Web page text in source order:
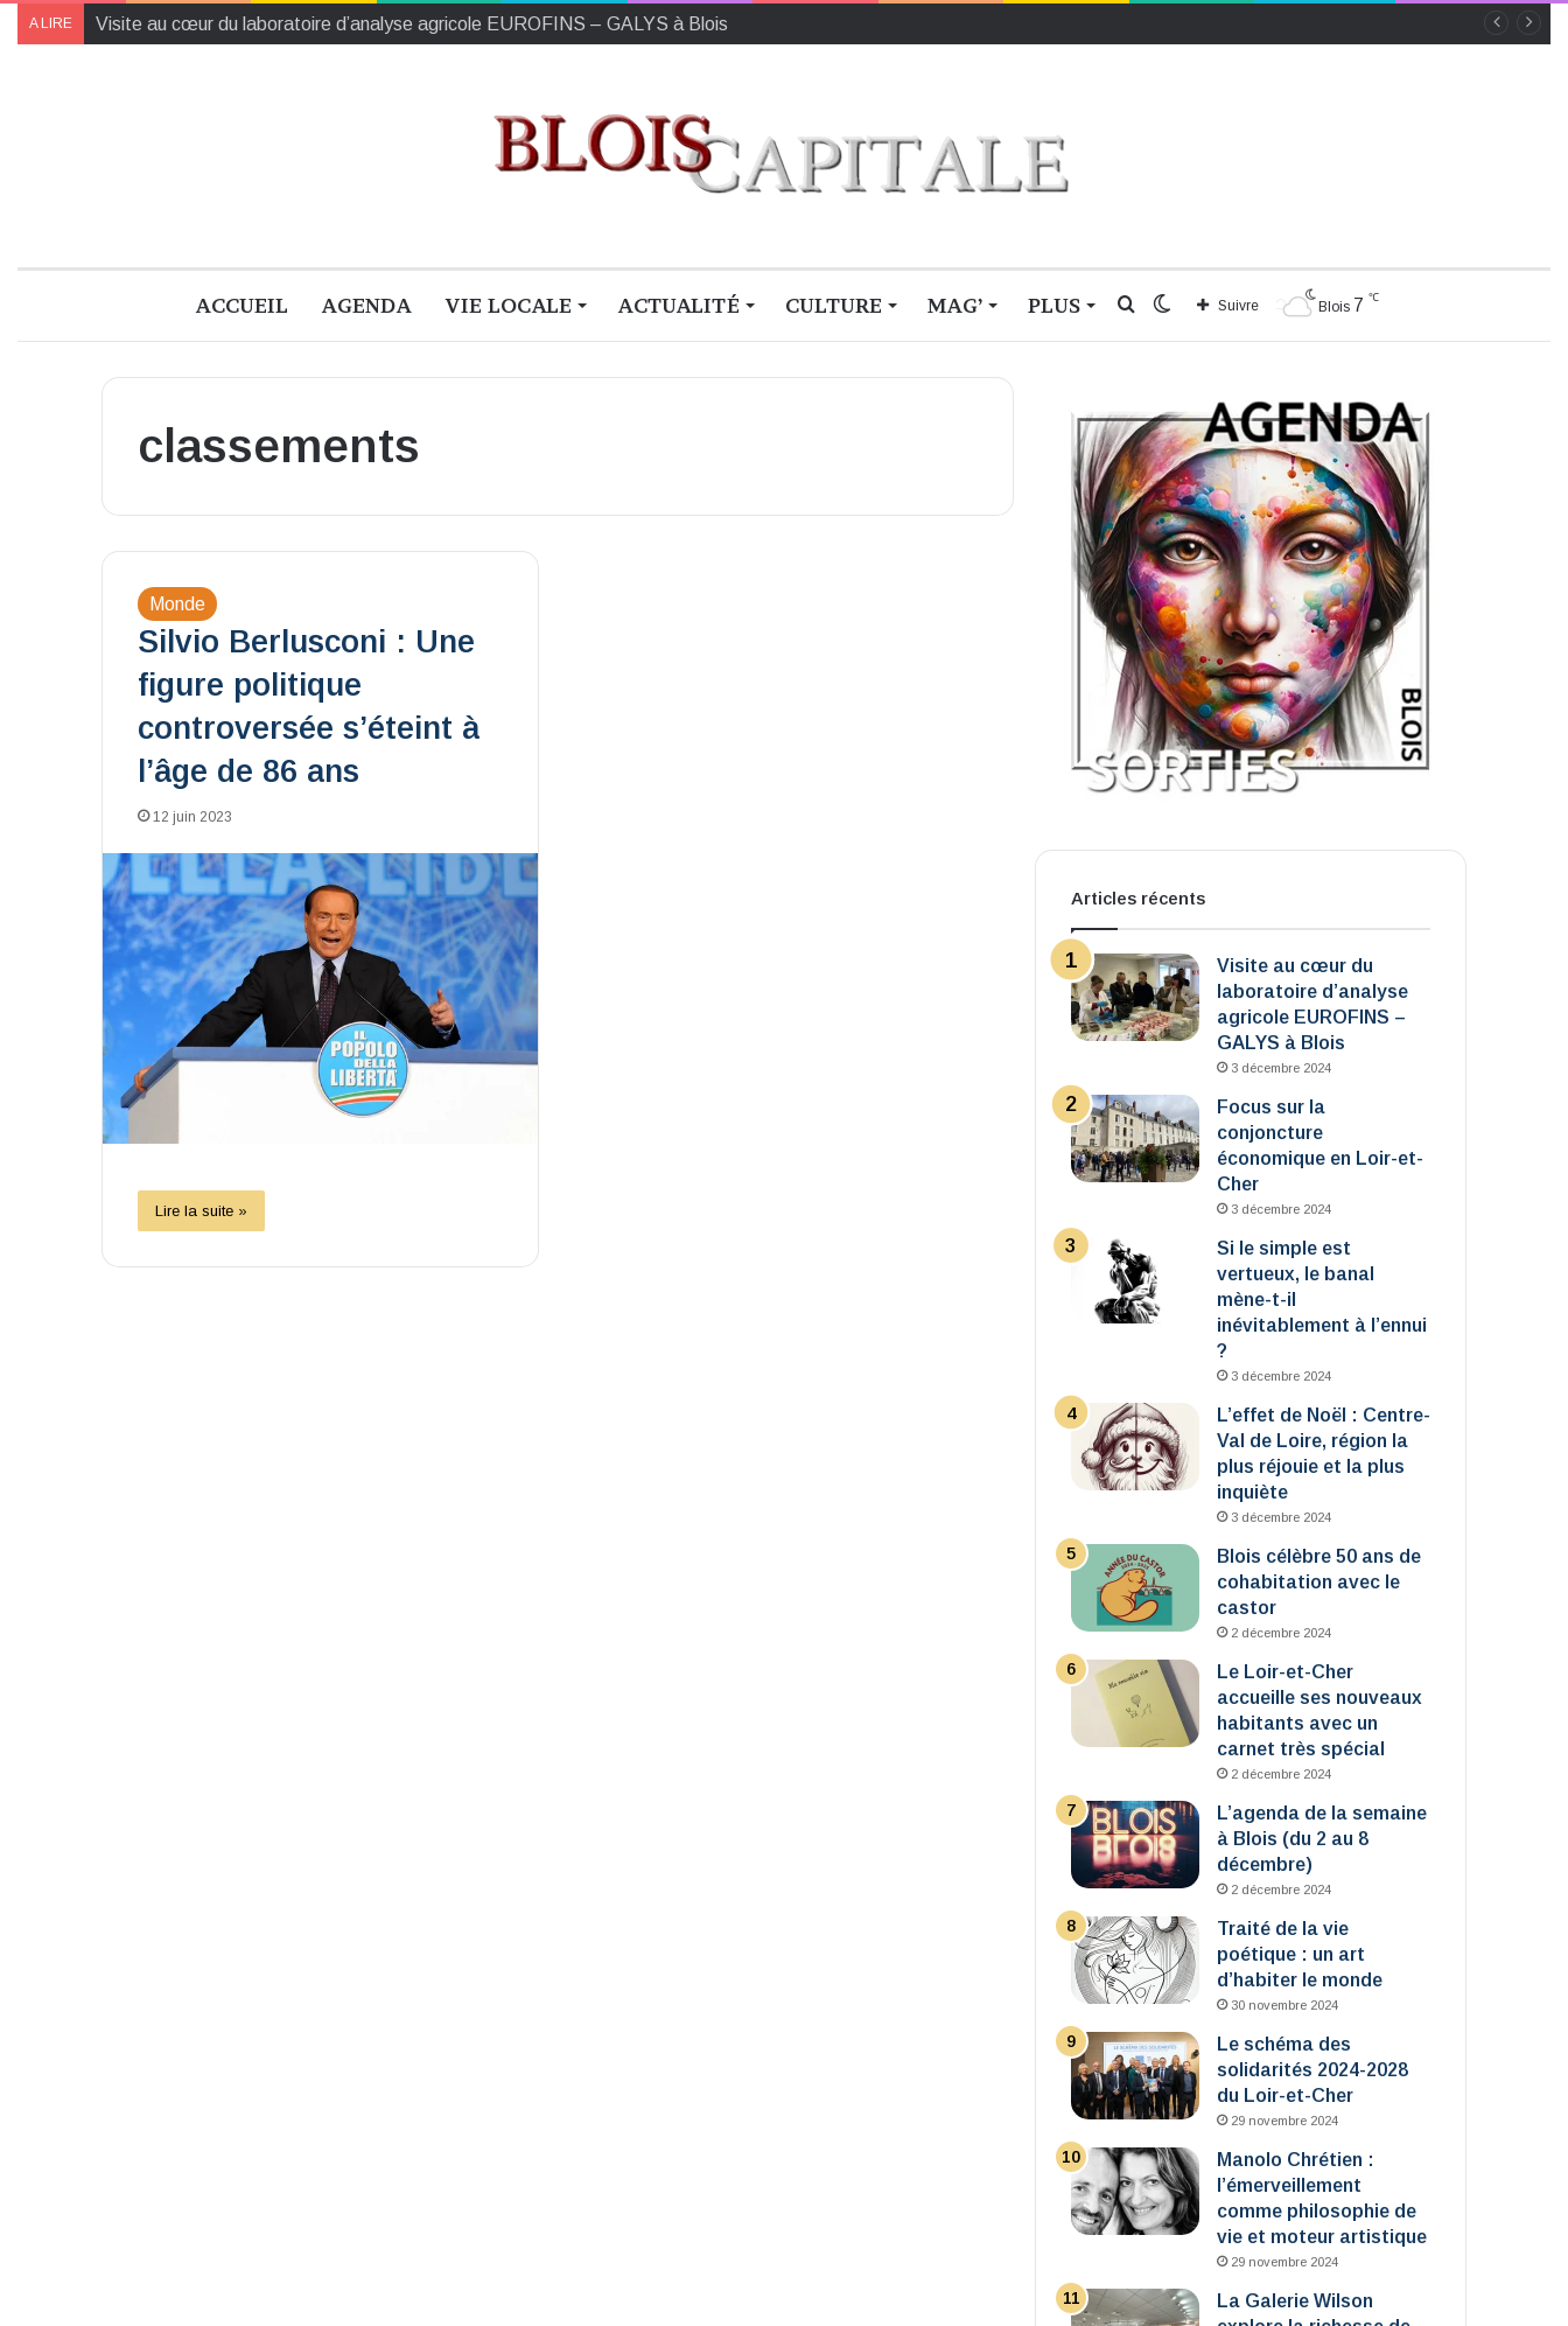
A LIRE Visite au cœur du laboratoire d’analyse agricole EUROFINS – GALYS à Blois
ACCUEIL AGENDA VIE LOCALE ACTUALITÉ CULTURE MAG’ PLUS Blois 7 ℃
Suivre
Switch
Rechercher
classements
Monde
Silvio Berlusconi : Une
figure politique
controversée s’éteint à
l’âge de 86 ans
12 juin 2023
Lire la suite »
Articles récents
Visite au cœur du
laboratoire d’analyse
agricole EUROFINS –
GALYS à Blois
3 décembre 2024
Focus sur la
conjoncture
économique en Loir-et-
Cher
3 décembre 2024
Si le simple est
vertueux, le banal
mène-t-il
inévitablement à l’ennui
?
3 décembre 2024
L’effet de Noël : Centre-
Val de Loire, région la
plus réjouie et la plus
inquiète
3 décembre 2024
Blois célèbre 50 ans de
cohabitation avec le
castor
2 décembre 2024
Le Loir-et-Cher
accueille ses nouveaux
habitants avec un
carnet très spécial
2 décembre 2024
L’agenda de la semaine
à Blois (du 2 au 8
décembre)
2 décembre 2024
Traité de la vie
poétique : un art
d’habiter le monde
30 novembre 2024
Le schéma des
solidarités 2024-2028
du Loir-et-Cher
29 novembre 2024
Manolo Chrétien :
l’émerveillement
comme philosophie de
vie et moteur artistique
29 novembre 2024
La Galerie Wilson